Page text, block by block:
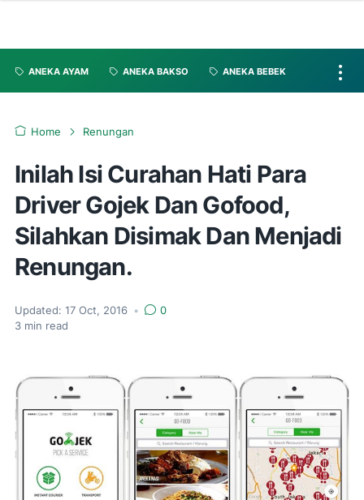
ANEKA AYAM ANEKA BAKSO ANEKA BEBEK
Home Renungan
Inilah Isi Curahan Hati Para
Driver Gojek Dan Gofood,
Silahkan Disimak Dan Menjadi
Renungan.
Updated: 17 Oct, 2016 •
0
3 min read